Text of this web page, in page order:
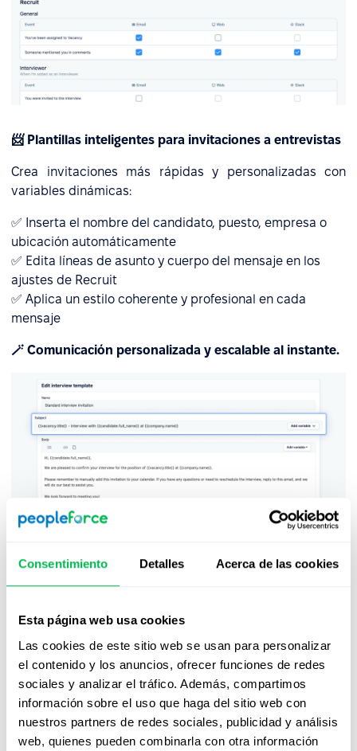
Consentimiento Detalles Acerca de las cookies
Esta página web usa cookies
Las cookies de este sitio web se usan para personalizar
el contenido y los anuncios, ofrecer funciones de redes
sociales y analizar el tráfico. Además, compartimos
información sobre el uso que haga del sitio web con
nuestros partners de redes sociales, publicidad y análisis
web, quienes pueden combinarla con otra información
📨 Plantillas inteligentes para invitaciones a entrevistas
Crea invitaciones más rápidas y personalizadas con
variables dinámicas:
✅ Inserta el nombre del candidato, puesto, empresa o
ubicación automáticamente
✅ Edita líneas de asunto y cuerpo del mensaje en los
ajustes de Recruit
✅ Aplica un estilo coherente y profesional en cada
mensaje
🪄 Comunicación personalizada y escalable al instante.
vacantes
With our newcustom vacancy request forms
teams can:
Create fully personalized requisition forms with any
field they need
Use both predefined system fields (like job title,
department) and custom fields (salary range, tech